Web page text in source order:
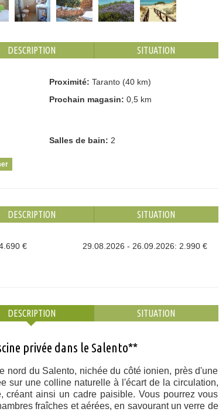
DESCRIPTION SITUATION
Proximité: Taranto (40 km)
Prochain magasin: 0,5 km
Salles de bain: 2
DESCRIPTION SITUATION
€
29.08.2026 - 26.09.2026: 2.990 €
DESCRIPTION SITUATION
privée dans le Salento**
nord du Salento, nichée du côté ionien, près d'une
sur une colline naturelle à l'écart de la circulation,
ainsi un cadre paisible. Vous pourrez vous
fraîches et aérées, en savourant un verre de